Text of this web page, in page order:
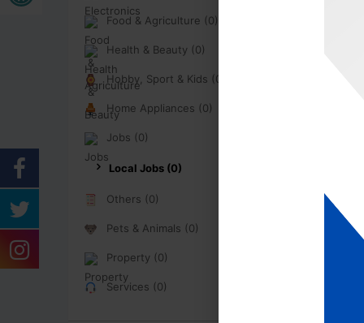
Food & Agriculture (0)
Health & Beauty (0)
Hobby, Sport & Kids (0)
Home Appliances (0)
Jobs (0)
Local Jobs (0)
Others (0)
Pets & Animals (0)
Property (0)
Services (0)